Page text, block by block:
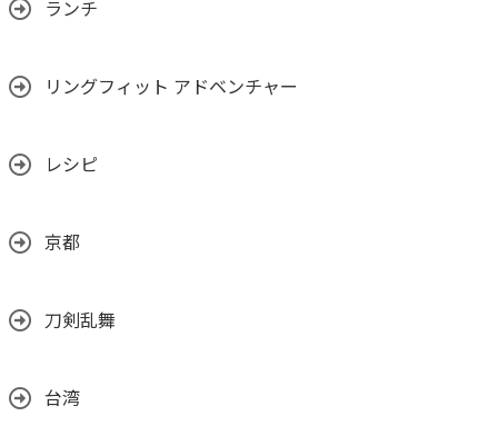
ランチ
リングフィット アドベンチャー
レシピ
京都
刀剣乱舞
台湾